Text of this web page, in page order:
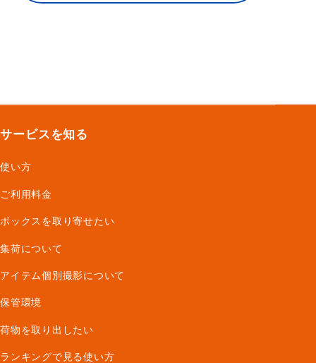
サービスを知る
使い方
ご利用料金
ボックスを取り寄せたい
集荷について
アイテム個別撮影について
保管環境
荷物を取り出したい
ランキングで見る使い方